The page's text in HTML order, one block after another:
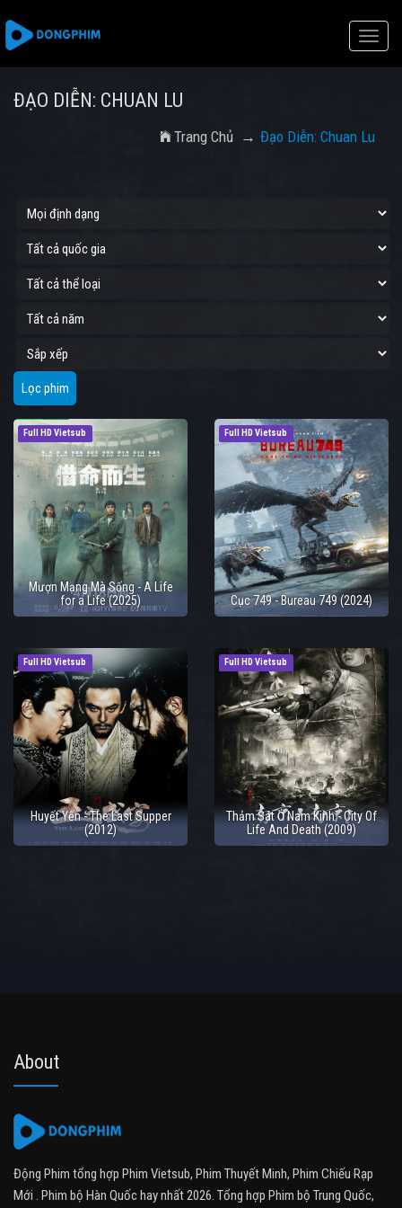
Toggle
ĐẠO DIỄN: CHUAN LU
Trang Chủ Đạo Diễn: Chuan Lu
Lọc phim
Full HD Vietsub
Mượn Mạng Mà Sống - A Life
for a Life (2025)
Full HD Vietsub
Cục 749 - Bureau 749 (2024)
Full HD Vietsub
Huyết Yến - The Last Supper
(2012)
Full HD Vietsub
Thảm Sát Ở Nam Kinh - City Of
Life And Death (2009)
About
Động Phim tổng hợp Phim Vietsub, Phim Thuyết Minh, Phim Chiếu Rạp
Mới . Phim bộ Hàn Quốc hay nhất 2026. Tổng hợp Phim bộ Trung Quốc,